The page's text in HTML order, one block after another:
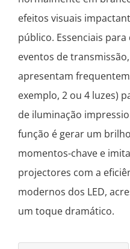
efeitos visuais
público. Essenciais
eventos de
apresentam
exemplo, 2 ou 4 luzes)
de iluminação
função é gerar um
momentos-chave e
projectores com a
modernos dos LED,
um toque dramático.